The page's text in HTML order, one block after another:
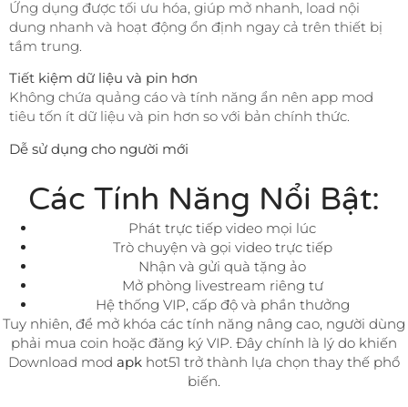
Ứng dụng được tối ưu hóa, giúp mở nhanh, load nội
dung nhanh và hoạt động ổn định ngay cả trên thiết bị
tầm trung.
Tiết kiệm dữ liệu và pin hơn
Không chứa quảng cáo và tính năng ẩn nên app mod
tiêu tốn ít dữ liệu và pin hơn so với bản chính thức.
Dễ sử dụng cho người mới
Các Tính Năng Nổi Bật:
Phát trực tiếp video mọi lúc
Trò chuyện và gọi video trực tiếp
Nhận và gửi quà tặng ảo
Mở phòng livestream riêng tư
Hệ thống VIP, cấp độ và phần thưởng
Tuy nhiên, để mở khóa các tính năng nâng cao, người dùng
phải mua coin hoặc đăng ký VIP. Đây chính là lý do khiến
Download mod apk hot51 trở thành lựa chọn thay thế phổ
biến.